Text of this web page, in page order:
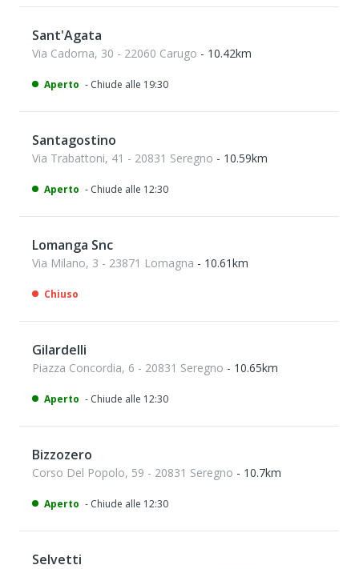
Sant'Agata
Via Cadorna, 30 - 22060 Carugo - 10.42km
Aperto - Chiude alle 19:30
Santagostino
Via Trabattoni, 41 - 20831 Seregno - 10.59km
Aperto - Chiude alle 12:30
Lomanga Snc
Via Milano, 3 - 23871 Lomagna - 10.61km
Chiuso
Gilardelli
Piazza Concordia, 6 - 20831 Seregno - 10.65km
Aperto - Chiude alle 12:30
Bizzozero
Corso Del Popolo, 59 - 20831 Seregno - 10.7km
Aperto - Chiude alle 12:30
Selvetti